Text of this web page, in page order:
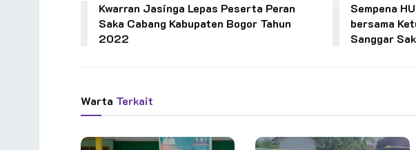
Kwarran Jasinga Lepas Peserta Peran
Saka Cabang Kabupaten Bogor Tahun
2022
Sempena
bersama
Sanggar
Warta Terkait